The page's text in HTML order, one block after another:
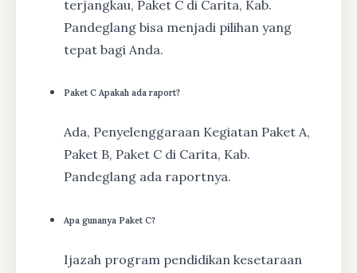
terjangkau, Paket C di Carita, Kab.
Pandeglang bisa menjadi pilihan yang
tepat bagi Anda.
Paket C Apakah ada raport?
Ada, Penyelenggaraan Kegiatan Paket A,
Paket B, Paket C di Carita, Kab.
Pandeglang ada raportnya.
Apa gunanya Paket C?
Ijazah program pendidikan kesetaraan